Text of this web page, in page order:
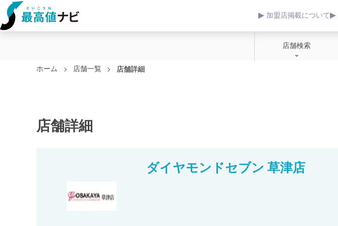
加盟店掲載について
店舗検索
ホーム 店舗一覧 店舗詳細
店舗詳細
ダイヤモンドセブン 草津店